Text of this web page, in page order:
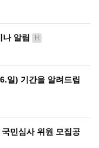
알림 H
일) 기간을 알려드립
민심사 위원 모집공